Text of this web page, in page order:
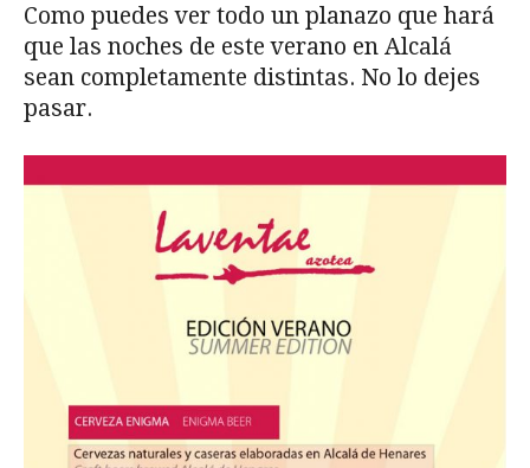
Como puedes ver todo un planazo que hará
que las noches de este verano en Alcalá
sean completamente distintas. No lo dejes
pasar.